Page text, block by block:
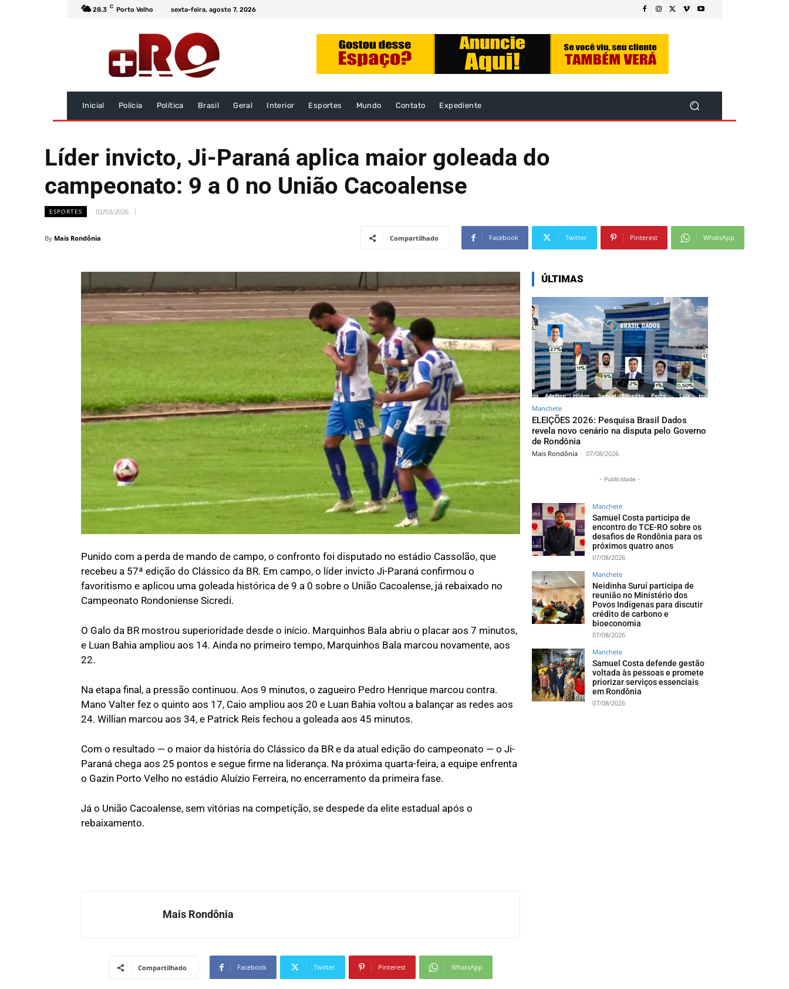
28.3 C Porto Velho sexta-feira, agosto 7, 2026
Inicial Polícia Política Brasil Geral Interior Esportes Mundo Contato Expediente
Líder invicto, Ji-Paraná aplica maior goleada do
campeonato: 9 a 0 no União Cacoalense
ESPORTES 02/03/2026
By Mais Rondônia Compartilhado Facebook Twitter Pinterest WhatsApp
Punido com a perda de mando de campo, o confronto foi disputado no estádio Cassolão, que
recebeu a 57ª edição do Clássico da BR. Em campo, o líder invicto Ji-Paraná confirmou o
favoritismo e aplicou uma goleada histórica de 9 a 0 sobre o União Cacoalense, já rebaixado no
Campeonato Rondoniense Sicredi.
O Galo da BR mostrou superioridade desde o início. Marquinhos Bala abriu o placar aos 7 minutos,
e Luan Bahia ampliou aos 14. Ainda no primeiro tempo, Marquinhos Bala marcou novamente, aos
22.
Na etapa final, a pressão continuou. Aos 9 minutos, o zagueiro Pedro Henrique marcou contra.
Mano Valter fez o quinto aos 17, Caio ampliou aos 20 e Luan Bahia voltou a balançar as redes aos
24. Willian marcou aos 34, e Patrick Reis fechou a goleada aos 45 minutos.
Com o resultado — o maior da história do Clássico da BR e da atual edição do campeonato — o Ji-
Paraná chega aos 25 pontos e segue firme na liderança. Na próxima quarta-feira, a equipe enfrenta
o Gazin Porto Velho no estádio Aluízio Ferreira, no encerramento da primeira fase.
Já o União Cacoalense, sem vitórias na competição, se despede da elite estadual após o
rebaixamento.
Mais Rondônia
Compartilhado Facebook Twitter Pinterest WhatsApp
ÚLTIMAS
Manchete
ELEIÇÕES 2026: Pesquisa Brasil Dados
revela novo cenário na disputa pelo Governo
de Rondônia
Mais Rondônia - 07/08/2026
- Publicidade -
Manchete
Samuel Costa participa de
encontro do TCE-RO sobre os
desafios de Rondônia para os
próximos quatro anos
07/08/2026
Manchete
Neidinha Suruí participa de
reunião no Ministério dos
Povos Indígenas para discutir
crédito de carbono e
bioeconomia
07/08/2026
Manchete
Samuel Costa defende gestão
voltada às pessoas e promete
priorizar serviços essenciais
em Rondônia
07/08/2026